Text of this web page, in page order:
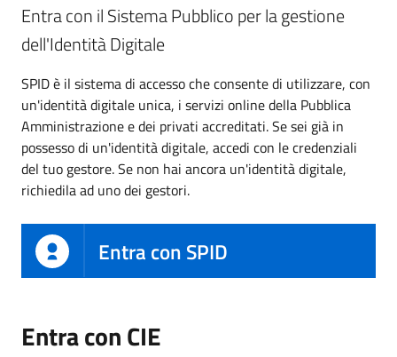
Entra con il Sistema Pubblico per la gestione
dell'Identità Digitale
SPID è il sistema di accesso che consente di utilizzare, con
un'identità digitale unica, i servizi online della Pubblica
Amministrazione e dei privati accreditati. Se sei già in
possesso di un'identità digitale, accedi con le credenziali
del tuo gestore. Se non hai ancora un'identità digitale,
richiedila ad uno dei gestori.
Entra con SPID
Entra con CIE